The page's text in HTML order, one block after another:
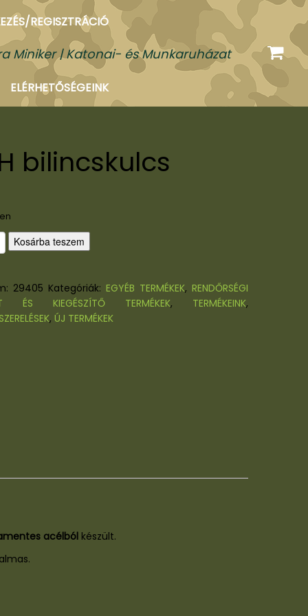
REGISZTRÁCIÓ
Miniker | Katonai- és Munkaruházat
ELÉRHETŐSÉGEINK
bilincskulcs
Kosárba teszem
29405 Kategóriák:EGYÉB TERMÉKEK,RENDŐRSÉGI
ÉS KIEGÉSZÍTŐ TERMÉKEK, TERMÉKEINK,
,ÚJ TERMÉKEK
acélból készült.